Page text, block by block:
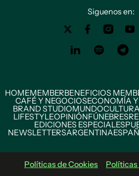
Siguenos en:
HOMEMEMBERBENEFICIOS
CAFÉ Y NEGOCIOSECONOMÍA
BRAND STUDIOMUNDO
LIFESTYLEOPINIÓNFÚNEBRES
EDICIONES ESPECIALES
NEWSLETTERSARGENTINA
Políticas de Cookies